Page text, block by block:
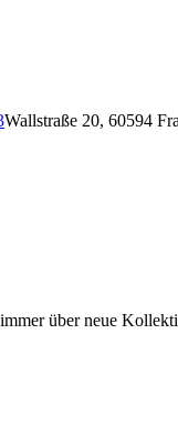
Wallstraße 20, 60594
über neue